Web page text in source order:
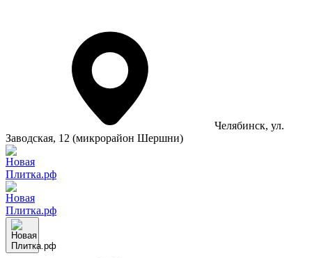
Челябинск, ул.
Заводская, 12 (микрорайон Шершни)